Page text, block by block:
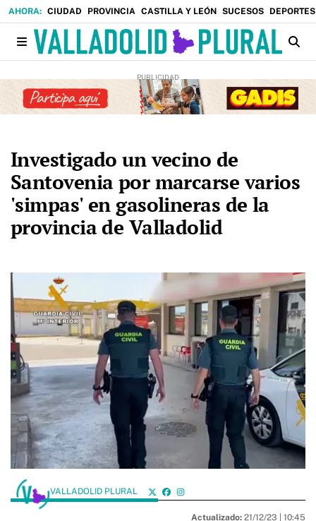
CIUDAD PROVINCIA CASTILLA Y LEÓN SUCESOS DEPORTES
Investigado un vecino de
Santovenia por marcarse varios
'simpas' en gasolineras de la
provincia de Valladolid
VALLADOLID PLURAL
Actualizado: 21/12/23 | 10:45